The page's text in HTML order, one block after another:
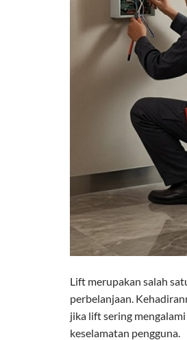
Lift merupakan salah
perbelanjaan.
jika lift sering
keselamatan pengguna.